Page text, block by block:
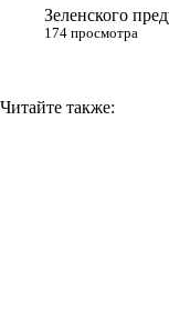
Зеленского
174 просмотра
Читайте также: